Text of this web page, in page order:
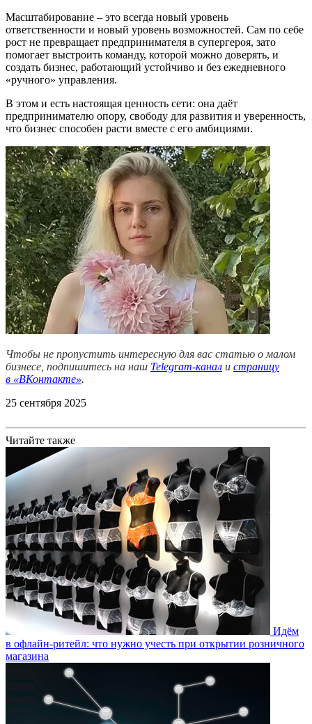
Масштабирование – это всегда новый уровень
ответственности и новый уровень возможностей. Сам по себе
рост не превращает предпринимателя в супергероя, зато
помогает выстроить команду, которой можно доверять, и
создать бизнес, работающий устойчиво и без ежедневного
«ручного» управления.
В этом и есть настоящая ценность сети: она даёт
предпринимателю опору, свободу для развития и уверенность,
что бизнес способен расти вместе с его амбициями.
Чтобы не пропустить интересную для вас статью о малом
бизнесе, подпишитесь на наш Telegram-канал и страницу
в «ВКонтакте».
25 сентября 2025
Читайте также
Идём
в офлайн-ритейл: что нужно учесть при открытии розничного
магазина